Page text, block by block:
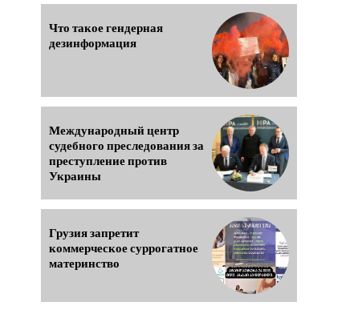
Что такое гендерная
дезинформация
Международный центр
судебного преследования за
преступление против
Украины
Грузия запретит
коммерческое суррогатное
материнство